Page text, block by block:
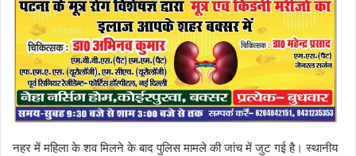
नहर में महिला के शव मिलने के बाद पुलिस मामले की जांच में जुट गई है। स्थानीय